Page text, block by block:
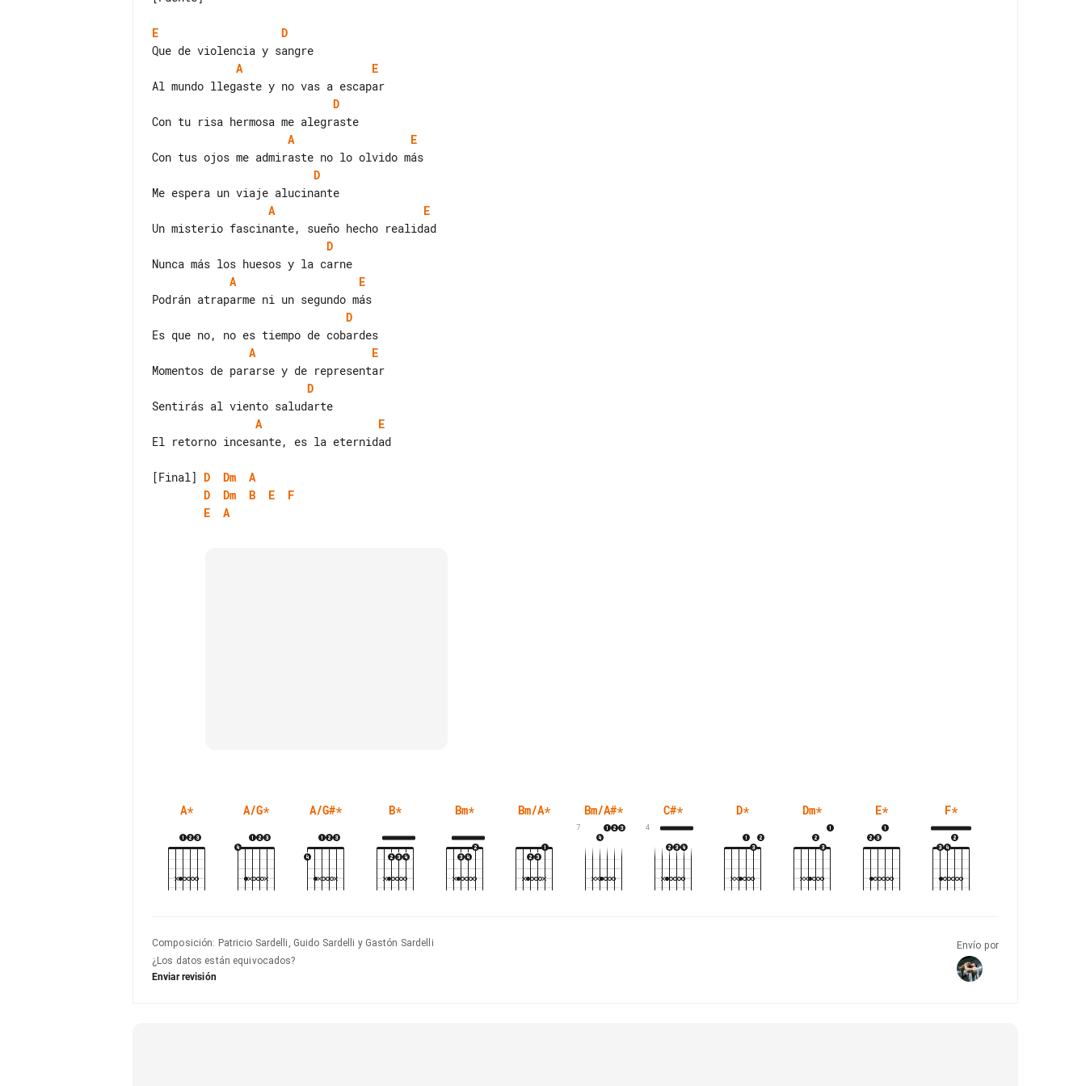
E
D
A
E
D
A
E
D
A
E
D
A
E
D
A
E
D
A
E
El retorno incesante, es la eternidad
[Final] D Dm
A
D
Dm B E
F
E
A
A* A/G* A/G#* B* Bm* Bm/A* Bm/A#*
7
C#*
4
D* Dm* E* F*
Composición: Patricio Sardelli, Guido Sardelli y Gastón Sardelli
¿Los datos están equivocados?
Enviar revisión
Envío por